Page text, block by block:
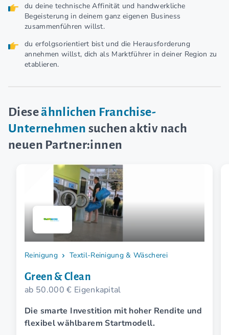
du deine technische Affinität und handwerkliche
Begeisterung in deinem ganz eigenen Business
zusammenführen willst.
du erfolgsorientiert bist und die Herausforderung
annehmen willst, dich als Marktführer in deiner Region zu
etablieren.
Dieseähnlichen Franchise-
Unternehmen suchen aktiv nach
neuen Partner:innen
Reinigung Textil-Reinigung & Wäscherei
Green & Clean
ab 50.000 € Eigenkapital
Die smarte Investition mit hoher Rendite und
flexibel wählbarem Startmodell.